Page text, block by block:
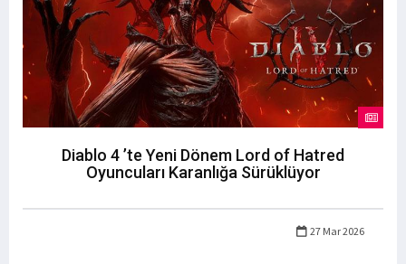
Diablo 4 ’te Yeni Dönem Lord of Hatred
Oyuncuları Karanlığa Sürüklüyor
27 Mar 2026